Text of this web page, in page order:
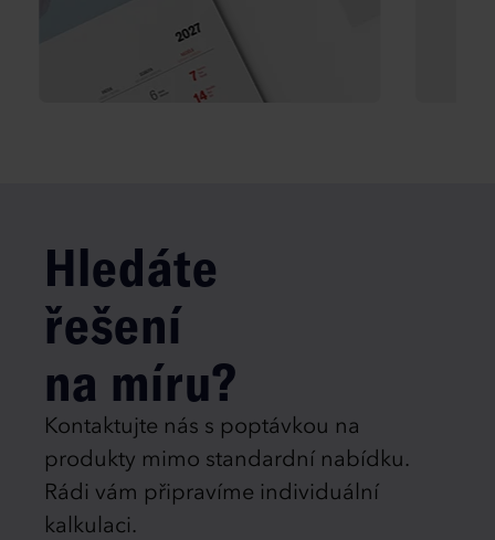
Hledáte
řešení
na míru?
Kontaktujte nás s poptávkou na
produkty mimo standardní nabídku.
Rádi vám připravíme individuální
kalkulaci.